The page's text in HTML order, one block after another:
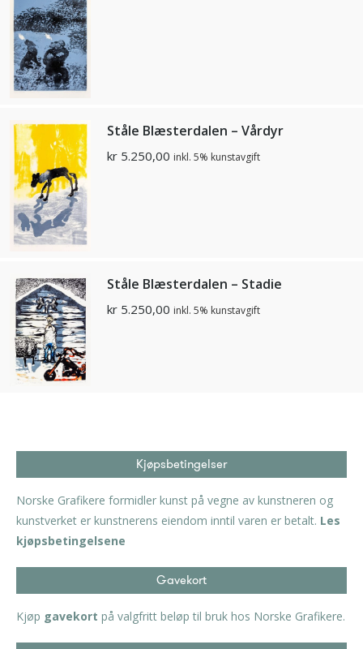
Ståle Blæsterdalen – Vårdyr
kr 5.250,00 inkl. 5% kunstavgift
Ståle Blæsterdalen – Stadie
kr 5.250,00 inkl. 5% kunstavgift
Kjøpsbetingelser
Norske Grafikere formidler kunst på vegne av kunstneren og
kunstverket er kunstnerens eiendom inntil varen er betalt. Les
kjøpsbetingelsene
Gavekort
Kjøp gavekort på valgfritt beløp til bruk hos Norske Grafikere.